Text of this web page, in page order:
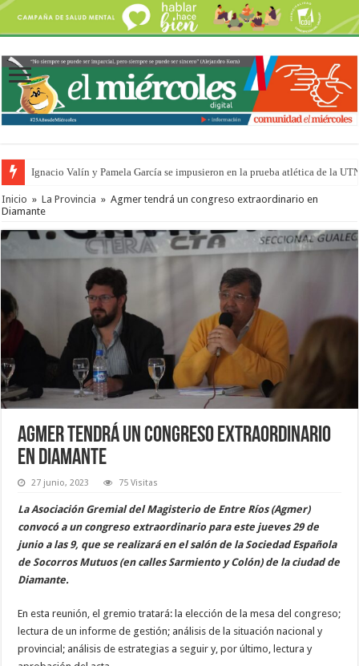
Ignacio Valín y Pamela García se impusieron en la prueba atlética de la
Inicio » La Provincia » Agmer tendrá un congreso extraordinario en
Diamante
Agmer tendrá un congreso extraordinario
en Diamante
27 junio, 2023 75 Visitas
La Asociación Gremial del Magisterio de Entre Ríos (Agmer)
convocó a un congreso extraordinario para este jueves 29 de
junio a las 9, que se realizará en el salón de la Sociedad Española
de Socorros Mutuos (en calles Sarmiento y Colón) de la ciudad de
Diamante.
En esta reunión, el gremio tratará: la elección de la mesa del congreso;
lectura de un informe de gestión; análisis de la situación nacional y
provincial; análisis de estrategias a seguir y, por último, lectura y